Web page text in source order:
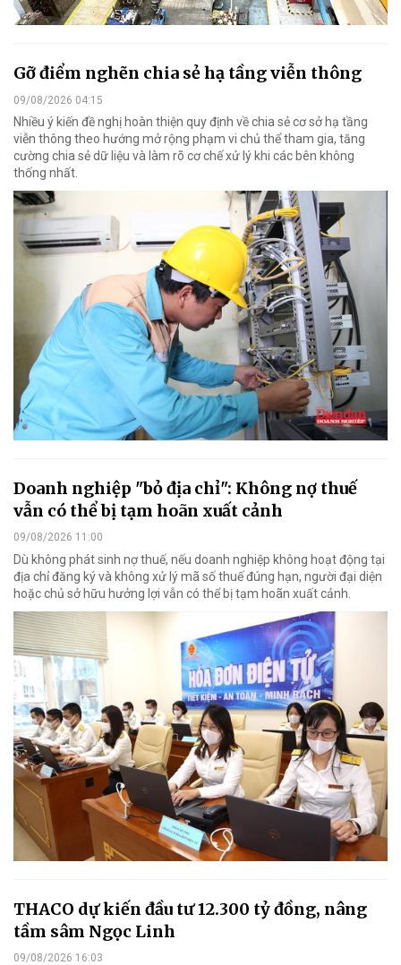
Gỡ điểm nghẽn chia sẻ hạ tầng viễn thông
09/08/2026 04:15
Nhiều ý kiến đề nghị hoàn thiện quy định về chia sẻ cơ sở hạ tầng
viễn thông theo hướng mở rộng phạm vi chủ thể tham gia, tăng
cường chia sẻ dữ liệu và làm rõ cơ chế xử lý khi các bên không
thống nhất.
Doanh nghiệp "bỏ địa chỉ": Không nợ thuế
vẫn có thể bị tạm hoãn xuất cảnh
09/08/2026 11:00
Dù không phát sinh nợ thuế, nếu doanh nghiệp không hoạt động tại
địa chỉ đăng ký và không xử lý mã số thuế đúng hạn, người đại diện
hoặc chủ sở hữu hưởng lợi vẫn có thể bị tạm hoãn xuất cảnh.
THACO dự kiến đầu tư 12.300 tỷ đồng, nâng
tầm sâm Ngọc Linh
09/08/2026 16:03